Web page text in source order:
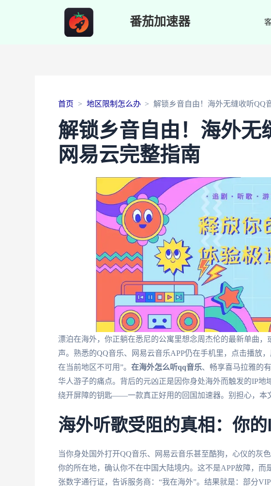
番茄加速器
首页 地区限制怎么办 解锁乡音自由！海外无缝收听QQ
解锁乡音自由！海外无
网易云完整指南
漂泊在海外，你正躺在悉尼的公寓里想念周杰伦的最新单曲
声。熟悉的QQ音乐、网易云音乐APP仍在手机里，点击播放
在当前地区不可用”。 在海外怎么听qq音乐、畅享喜马拉雅的
华人游子的痛点。背后的元凶正是因你身处海外而触发的IP地
绕开屏障的钥匙——一款真正好用的回国加速器。别担心，本
海外听歌受阻的真相：你
当你身处国外打开QQ音乐、网易云音乐甚至酷狗，心仪的灰
你的所在地，确认你不在中国大陆境内。这不是APP故障，
张数字通行证，告诉服务商：“我在海外”。结果就是：部分